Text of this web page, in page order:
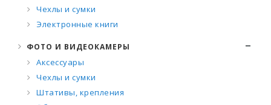
Чехлы и сумки
Электронные книги
ФОТО И ВИДЕОКАМЕРЫ
Аксессуары
Чехлы и сумки
Штативы, крепления